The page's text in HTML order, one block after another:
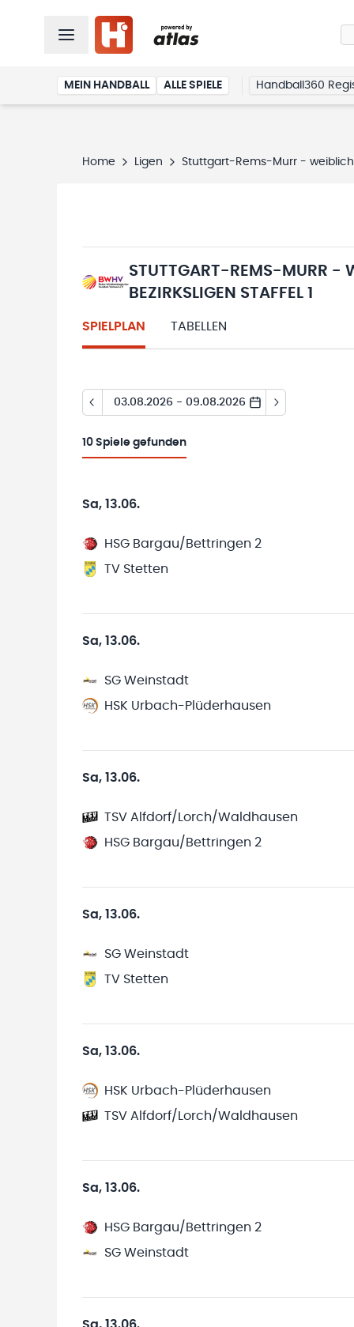
MEIN HANDBALL ALLE SPIELE Handball360
Home Ligen Stuttgart-Rems-Murr -
STUTTGART-REMS-MURR -
BEZIRKSLIGEN STAFFEL 1
SPIELPLAN TABELLEN
03.08.2026 - 09.08.2026
10 Spiele gefunden
Sa, 13.06.
HSG Bargau/Bettringen 2
TV Stetten
Sa, 13.06.
SG Weinstadt
HSK Urbach-Plüderhausen
Sa, 13.06.
TSV Alfdorf/Lorch/Waldhausen
HSG Bargau/Bettringen 2
Sa, 13.06.
SG Weinstadt
TV Stetten
Sa, 13.06.
HSK Urbach-Plüderhausen
TSV Alfdorf/Lorch/Waldhausen
Sa, 13.06.
HSG Bargau/Bettringen 2
SG Weinstadt